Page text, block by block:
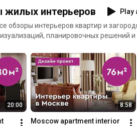
жилых интерьеров
Play
обзоры интерьеров квартир и
планировочных решений и
20:00 8:58
Moscow apartment interior